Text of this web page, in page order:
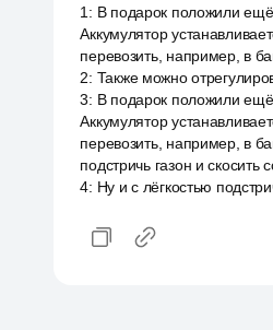
1 : В подарок положили ещё
Аккумулятор
перевозить, например, в
2: Также можно
3: В подарок положили ещё
Аккумулятор
перевозить, например, в
подстричь газон и скосить
4: Ну и с лёгкостью